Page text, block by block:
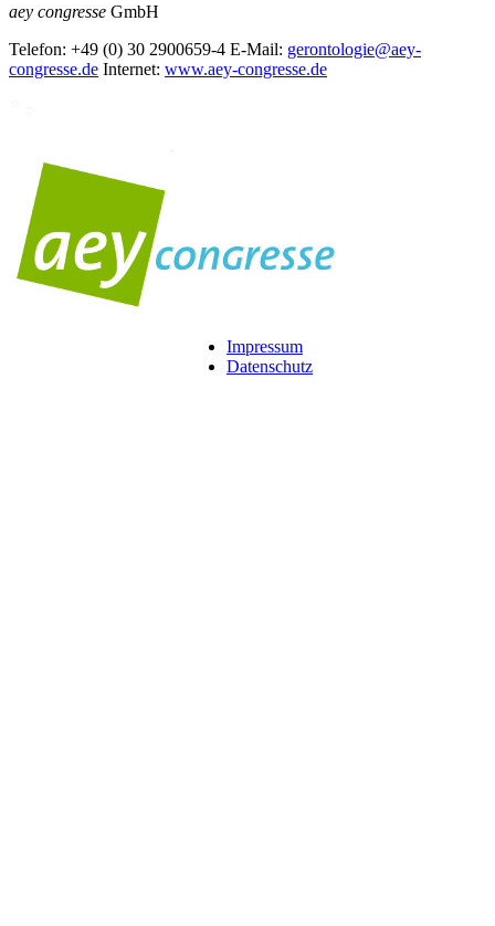
aey congresse GmbH
Telefon: +49 (0) 30 2900659-4 E-Mail: gerontologie@aey-
congresse.de Internet: www.aey-congresse.de
Impressum
Datenschutz